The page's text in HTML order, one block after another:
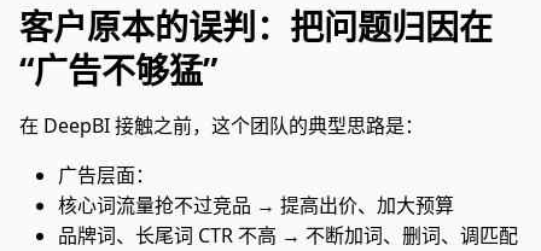
客户原本的误判：把问题归因在
“广告不够猛”
在 DeepBI 接触之前，这个团队的典型思路是：
广告层面：
核心词流量抢不过竞品 → 提高出价、加大预算
品牌词、长尾词 CTR 不高 → 不断加词、删词、调匹配